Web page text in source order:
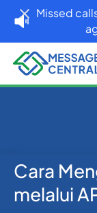
Missed
Rumah
Cara
Cara
melalui